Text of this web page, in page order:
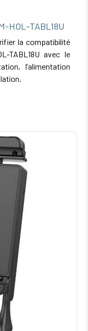
HOL-TABL18U
la compatibilité
TABL18U avec le
l’alimentation